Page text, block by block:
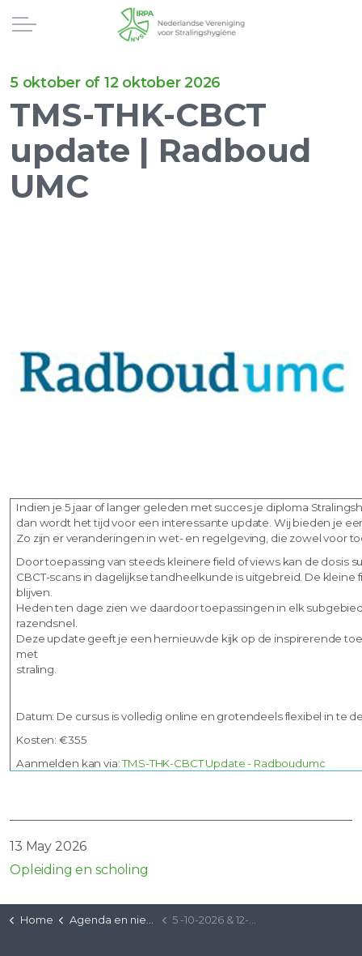
5 oktober of 12 oktober 2026
TMS-THK-CBCT
update | Radboud
UMC
Indien je 5 jaar of langer geleden met succes je diploma
dan wordt het tijd voor een interessante update. Wij bieden je
Zo zijn er veranderingen in wet- en regelgeving, die zowel voor
Door toepassing van steeds kleinere field of views kan de
CBCT-scans in dagelijkse tandheelkunde is uitgebreid. De
blijven.
Heden ten dage zien we daardoor toepassingen in elk
razendsnel.
Deze update geeft je een hernieuwde kijk op de inspirerende
met
straling.
Datum: De cursus is volledig online en grotendeels flexibel in te
Kosten: €355
Aanmelden kan via:TMS-THK-CBCT Update - Radboudumc
13 May 2026
Opleiding en scholing
Home Agenda en nieuws 5 -10-2026 & 12-10-2026 TMS-THK-CBCT update | Radboud UMC